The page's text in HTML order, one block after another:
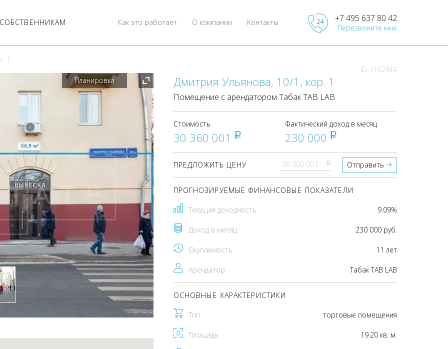
Контакты
О компании
Как это работает +7 495 637 80 42
Перезвоните мне
1
ID: r162944
Планировка
Дмитрия Ульянова, 10/1, кор. 1
Помещение с арендатором Табак TAB LAB
Стоимость
30 360 001 pуб
Фактический доход в месяц
230 000 pуб
ПРЕДЛОЖИТЬ ЦЕНУ pуб Отправить
ПРОГНОЗИРУЕМЫЕ ФИНАНСОВЫЕ ПОКАЗАТЕЛИ
Текущая доходность 9.09%
Доход в месяц 230 000 руб.
Окупаемость 11 лет
Арендатор Табак TAB LAB
ОСНОВНЫЕ ХАРАКТЕРИСТИКИ
Тип торговые помещения
Площадь 19.20 кв. м.